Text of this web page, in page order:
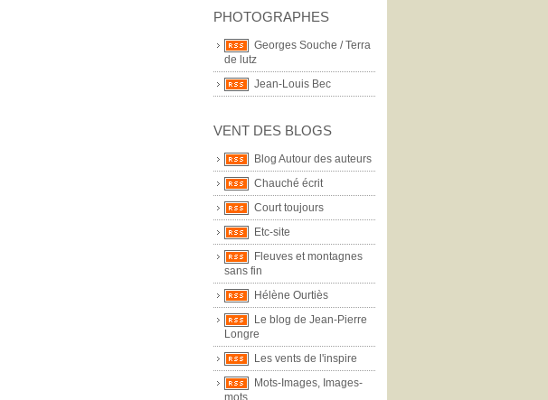
PHOTOGRAPHES
Georges Souche / Terra
de lutz
Jean-Louis Bec
VENT DES BLOGS
Blog Autour des auteurs
Chauché écrit
Court toujours
Etc-site
Fleuves et montagnes
sans fin
Hélène Ourtiès
Le blog de Jean-Pierre
Longre
Les vents de l'inspire
Mots-Images, Images-
mots